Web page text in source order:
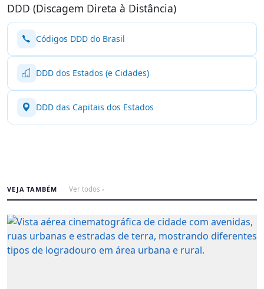
DDD (Discagem Direta à Distância)
Códigos DDD do Brasil
DDD dos Estados (e Cidades)
DDD das Capitais dos Estados
VEJA TAMBÉM Ver todos ›